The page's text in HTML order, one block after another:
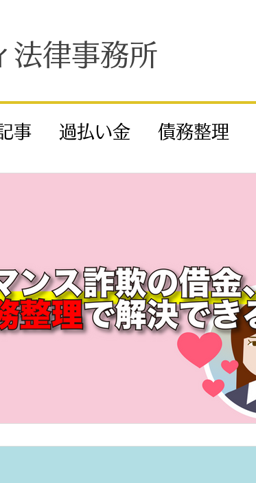
法律事務所
事 過払い金 債務整理
請求 費用 離婚 相続